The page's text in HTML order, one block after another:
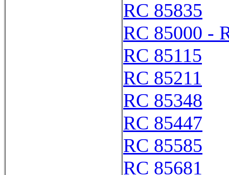
RC 85835
RC 85000 -
RC 85115
RC 85211
RC 85348
RC 85447
RC 85585
RC 85681